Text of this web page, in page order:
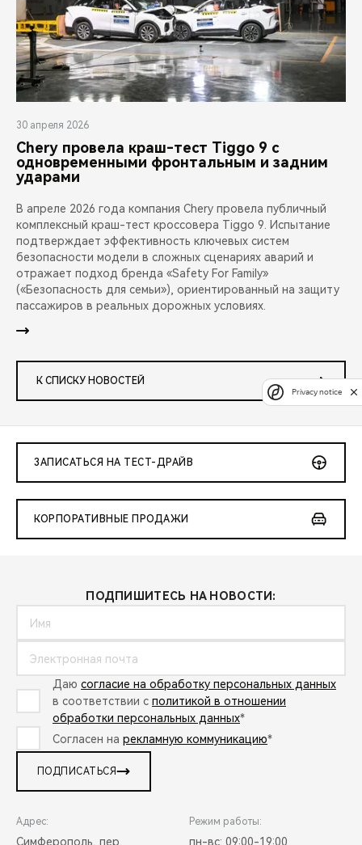
30 апреля 2026
Chery провела краш-тест Tiggo 9 с
одновременными фронтальным и задним
ударами
В апреле 2026 года компания Chery провела публичный
комплексный краш-тест кроссовера Tiggo 9. Испытание
подтверждает эффективность ключевых систем
безопасности модели в сложных сценариях аварий и
отражает подход бренда «Safety For Family»
(«Безопасность для семьи»), ориентированный на защиту
пассажиров в реальных дорожных условиях.
К СПИСКУ НОВОСТЕЙ
ЗАПИСАТЬСЯ НА ТЕСТ-ДРАЙВ
КОРПОРАТИВНЫЕ ПРОДАЖИ
ПОДПИШИТЕСЬ НА НОВОСТИ:
Даю согласие на обработку персональных данных
в соответствии с политикой в отношении
обработки персональных данных*
Согласен на рекламную коммуникацию*
ПОДПИСАТЬСЯ
Адрес:
Симферополь, пер.
Режим работы:
пн-вс: 09:00-19:00
Privacy notice